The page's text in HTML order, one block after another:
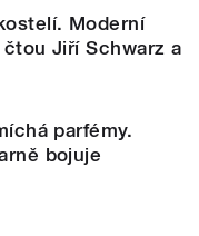
Moderní
Jiří Schwarz a
parfémy.
bojuje